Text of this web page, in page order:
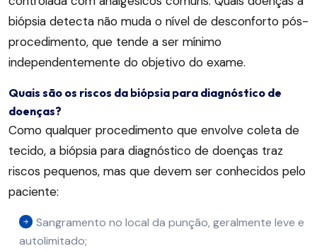
biópsia detecta não muda o nível de desconforto pós-
procedimento, que tende a ser mínimo
independentemente do objetivo do exame.
Quais são os riscos da biópsia para diagnóstico de
doenças?
Como qualquer procedimento que envolve coleta de
tecido, a biópsia para diagnóstico de doenças traz
riscos pequenos, mas que devem ser conhecidos pelo
paciente:
Sangramento no local da punção, geralmente leve e
autolimitado;